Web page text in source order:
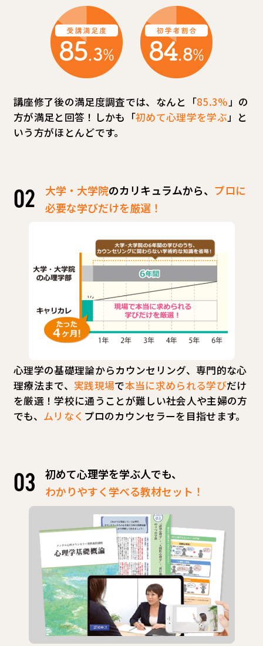
講座修了後の満足度調査では、なんと「85.3% 」の
方が満足と回答！しかも「初めて心理学を学ぶ 」と
いう方がほとんどです。
大学・大学院のカリキュラムから、 プロに
必要な学びだけを厳選！
心理学の基礎理論からカウンセリング、専門的な心
理療法まで、 実践現場で本当に求められる学びだけ
を厳選！学校に通うことが難しい社会人や主婦の方
でも、 ムリなく プロのカウンセラーを目指せます。
初めて心理学を学ぶ人でも、
わかりやすく学べる教材セット！